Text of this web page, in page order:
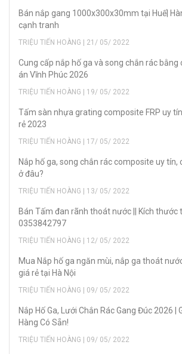
Bán nắp gang 1000x300x30mm tại Huế|
cạnh tranh
TRIỆU TIẾN HOÀNG | 21/ 05/ 2022
Cung cấp nắp hố ga và song chắn rác
án Vĩnh Phúc 2026
TRIỆU TIẾN HOÀNG | 19/ 05/ 2022
Tấm sàn nhựa grating composite FRP uy
rẻ 2023
TRIỆU TIẾN HOÀNG | 17/ 05/ 2022
Nắp hố ga, song chắn rác composite uy tín,
ở đâu?
TRIỆU TIẾN HOÀNG | 13/ 05/ 2022
Bán Tấm đan rãnh thoát nước || Kích thước
0353842797
TRIỆU TIẾN HOÀNG | 12/ 05/ 2022
Mua Nắp hố ga ngăn mùi, nắp ga thoát
giá rẻ tại Hà Nội
TRIỆU TIẾN HOÀNG | 09/ 05/ 2022
Nắp Hố Ga, Lưới Chắn Rác Gang Đúc 2026 |
Hàng Có Sẵn!
TRIỆU TIẾN HOÀNG | 09/ 05/ 2022